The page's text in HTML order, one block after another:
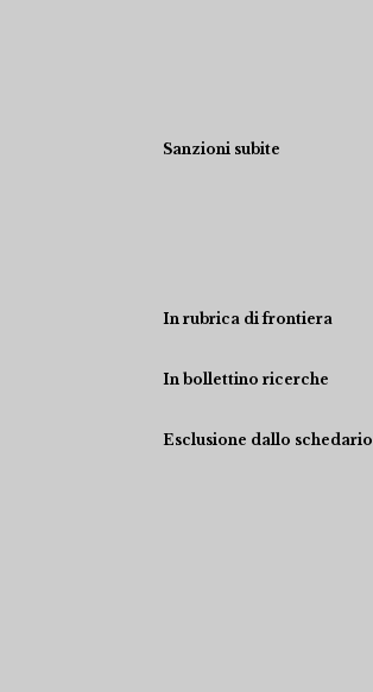
Sanzioni subite
In rubrica di frontiera
In bollettino ricerche
Esclusione dallo schedario